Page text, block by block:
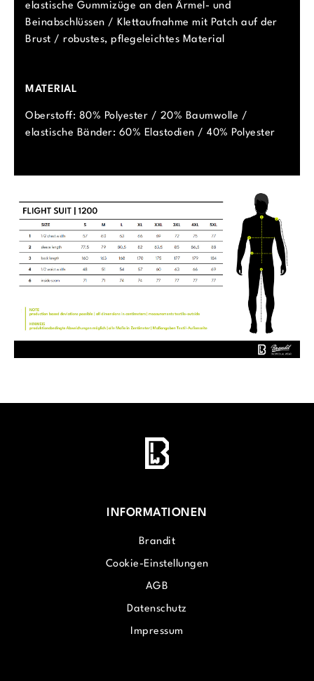
elastische Gummizüge an den Ärmel- und
Beinabschlüssen / Klettaufnahme mit Patch auf der
Brust / robustes, pflegeleichtes Material
MATERIAL
Oberstoff: 80% Polyester / 20% Baumwolle /
elastische Bänder: 60% Elastodien / 40% Polyester
INFORMATIONEN
Brandit
Cookie-Einstellungen
AGB
Datenschutz
Impressum